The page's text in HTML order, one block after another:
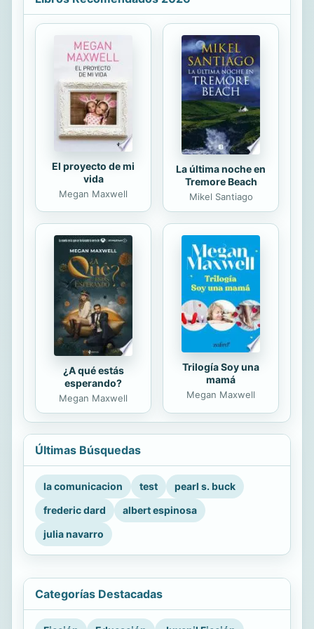
El proyecto de mi
vida
Megan Maxwell
La última noche en
Tremore Beach
Mikel Santiago
¿A qué estás
esperando?
Megan Maxwell
Trilogía Soy una
mamá
Megan Maxwell
Últimas Búsquedas
la comunicacion test
pearl s. buck
frederic dard
albert espinosa
julia navarro
Categorías Destacadas